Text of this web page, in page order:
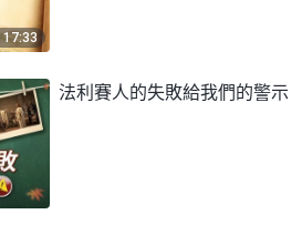
17:33
法利賽人的失敗給我們的警示